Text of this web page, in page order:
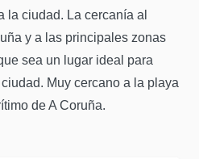
la ciudad. La cercanía al
y a las principales zonas
sea un lugar ideal para
Muy cercano a la playa
de A Coruña.